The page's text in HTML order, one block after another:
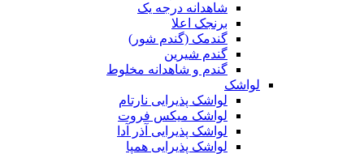
شاهدانه درجه یک
برنجک اعلا
گندمک (گندم شور)
گندم شیرین
گندم و شاهدانه مخلوط
لواشک
لواشک پذیرایی نارتام
لواشک میکس فروت
لواشک پذیرایی آذر آدا
لواشک پذیرایی همپا